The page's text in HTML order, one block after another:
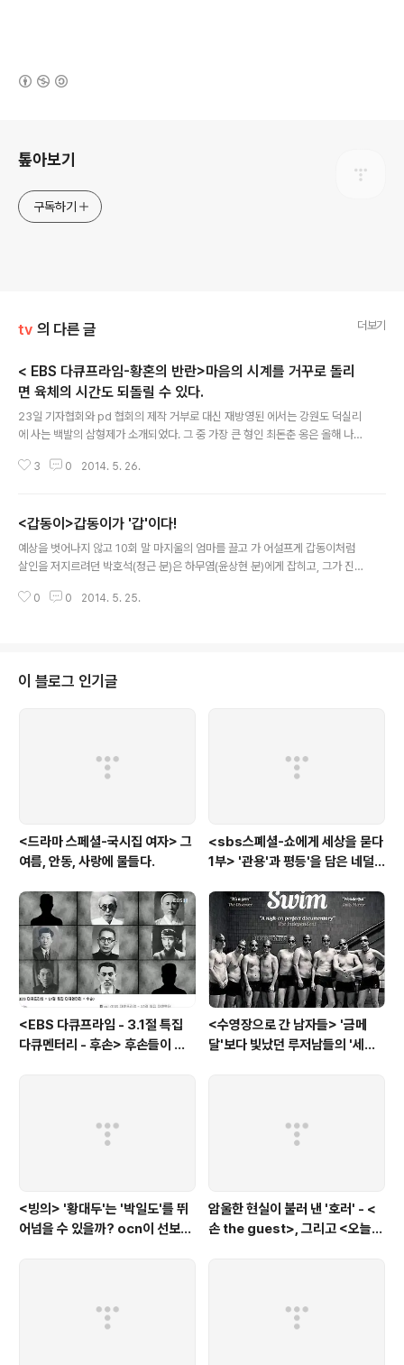
톺아보기
구독하기
tv 의 다른 글 더보기
< EBS 다큐프라임-황혼의 반란>마음의 시계를 거꾸로 돌리
면 육체의 시간도 되돌릴 수 있다.
23일 기자협회와 pd 협회의 제작 거부로 대신 재방영된 에서는 강원도 덕실리
에 사는 백발의 삼형제가 소개되었다. 그 중 가장 큰 형인 최돈춘 옹은 올해 나이
있는 노익장을 과시한다. 실제 연구 결과에서도 나타나는데, 똑같은 치매를 앓
생활에 큰 지장없이 삶을 유지할 수 있다고 한다. 똑같은 병임에도 불구하고 다
른 증상과 결과를 나타내는 차이를 보여주는 이유를 바로 의 최돈춘 옹이 스스
로 증명하고 있다. 100살이 넘은 나이에도 여전히 삼형제의 맏이로, 아들이 없
3 0 2014. 5. 26.
<갑동이>갑동이가 '갑'이다!
예상을 벗어나지 않고 10회 말 마지울의 엄마를 끌고 가 어설프게 갑동이처럼
살인을 저지르려던 박호석(정근 분)은 하무염(윤상현 분)에게 잡히고, 그가 진짜
동이가 아니었다는 사실보다도, 오히려 그가 과거 양철곤(성동일 분)의 표적 수
동이 사건'의 또 다른 희생자였다. 양철곤이 지켜보는 조사실 유리창을 깨며 절
규하는 박호석에게 양철곤은 덤덤하게 '사과가 필요하면 해줄게'라고 말한다.
0 0 2014. 5. 25.
이 블로그 인기글
<드라마 스페셜-국시집 여자> 그
여름, 안동, 사랑에 물들다.
<sbs스폐셜-쇼에게 세상을 묻다
1부> '관용'과 평등'을 담은 네덜
<EBS 다큐프라임 - 3.1절 특집
다큐멘터리 - 후손> 후손들이 말
<수영장으로 간 남자들> '금메
달'보다 빛났던 루저남들의 '세라
<빙의> '황대두'는 '박일도'를 뛰
어넘을 수 있을까? ocn이 선보인
암울한 현실이 불러 낸 '호러' - <
손 the guest>, 그리고 <오늘의